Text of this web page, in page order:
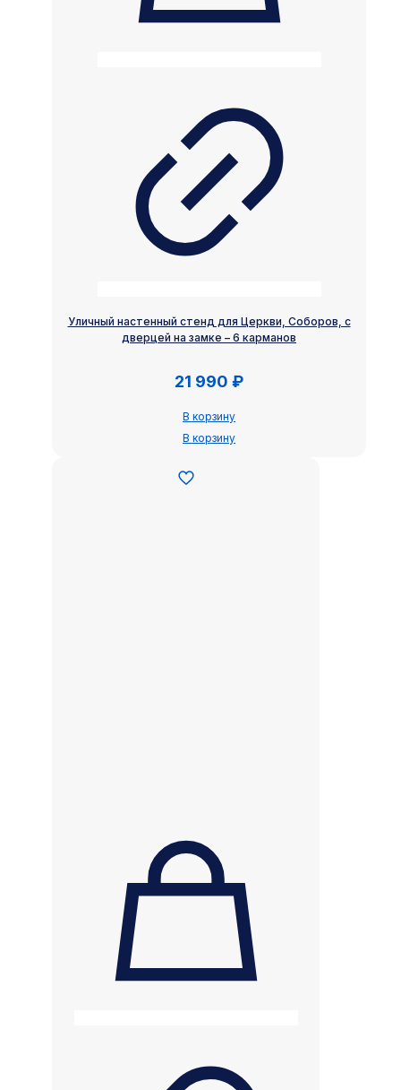
Уличный настенный стенд для Церкви, Соборов, с
дверцей на замке – 6 карманов
21 990 ₽
В корзину
В корзину